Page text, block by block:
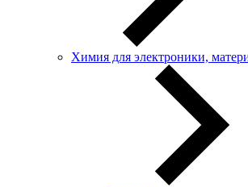
Химия для электроники,